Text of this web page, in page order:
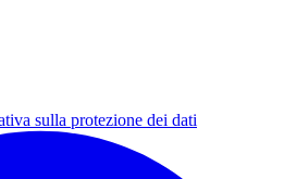
sulla protezione dei dati